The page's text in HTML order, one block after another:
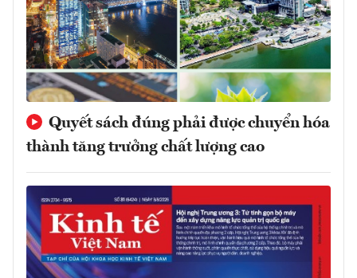
Quyết sách đúng phải được chuyển hóa
thành tăng trưởng chất lượng cao